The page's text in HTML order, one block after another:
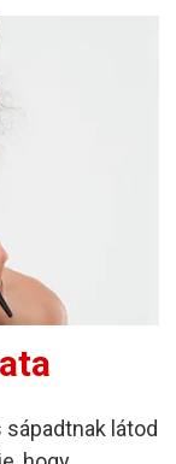
sápadtnak látod